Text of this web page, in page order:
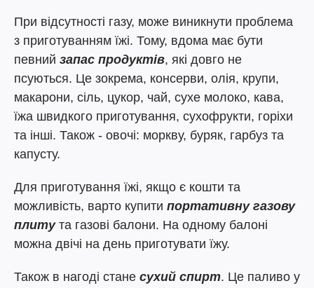
При відсутності газу, може виникнути проблема
з приготуванням їжі. Тому, вдома має бути
певний запас продуктів, які довго не
псуються. Це зокрема, консерви, олія, крупи,
макарони, сіль, цукор, чай, сухе молоко, кава,
їжа швидкого приготування, сухофрукти, горіхи
та інші. Також - овочі: моркву, буряк, гарбуз та
капусту.
Для приготування їжі, якщо є кошти та
можливість, варто купити портативну газову
плитута газові балони. На одному балоні
можна двічі на день приготувати їжу.
Також в нагоді стане сухий спирт. Це паливо у